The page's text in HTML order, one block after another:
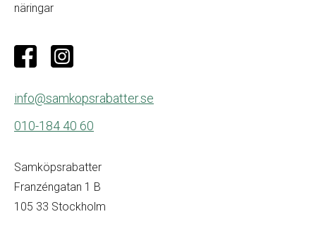
näringar
info@samkopsrabatter.se
010-184 40 60
Samköpsrabatter
Franzéngatan 1 B
105 33 Stockholm